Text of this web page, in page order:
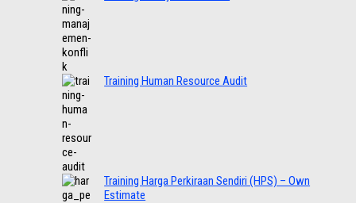
Training Human Resource Audit
Training Harga Perkiraan Sendiri (HPS) – Own
Estimate